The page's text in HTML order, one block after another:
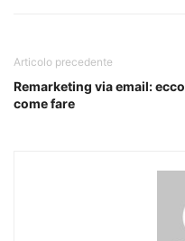
Articolo precedente
Remarketing via email: ecco
come fare